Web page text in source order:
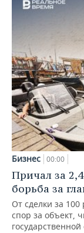
Бизнес 00:00
Причал за
борьба за
От сделки за 100
спор за объект,